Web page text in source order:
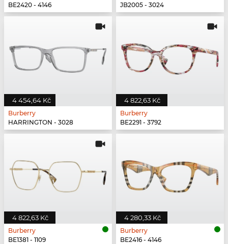
BE2420 - 4146
JB2005 - 3024
4 454,64 Kč
Burberry
HARRINGTON - 3028
4 822,63 Kč
Burberry
BE2291 - 3792
4 822,63 Kč
Burberry
BE1381 - 1109
4 280,33 Kč
Burberry
BE2416 - 4146